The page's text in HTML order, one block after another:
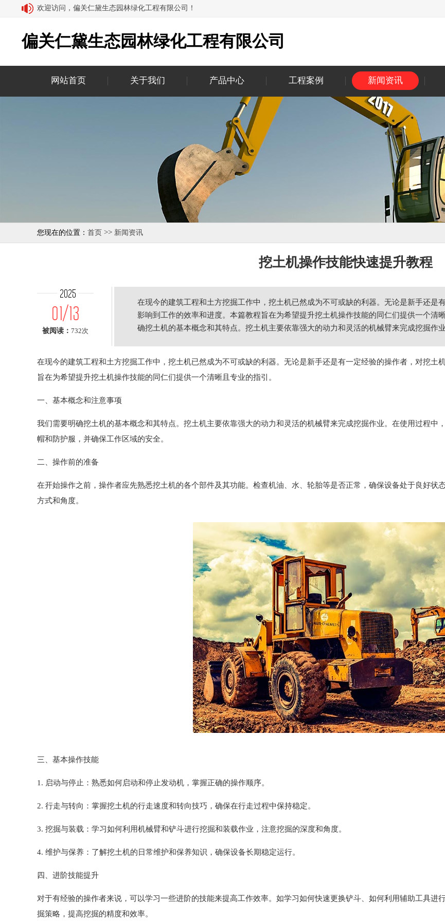
欢迎访问，偏关仁黛生态园林绿化工程有限公司！
偏关仁黛生态园林绿化工程有限公司
网站首页 关于我们 产品中心 工程案例 新闻资讯
您现在的位置： 首页 >> 新闻资讯
挖土机操作技能快速提升教程
2025
01/13
被阅读： 732次
在现今的建筑工程和土方挖掘工作中，挖土机已然成为不可或缺的利器。无论是新手还是
影响到工作的效率和进度。本篇教程旨在为希望提升挖土机操作技能的同仁们提供一个清
确挖土机的基本概念和其特点。挖土机主要依靠强大的动力和灵活的机械臂来完成挖掘作
在现今的建筑工程和土方挖掘工作中，挖土机已然成为不可或缺的利器。无论是新手还是有一定经验的操作者，对挖土
旨在为希望提升挖土机操作技能的同仁们提供一个清晰且专业的指引。
一、基本概念和注意事项
我们需要明确挖土机的基本概念和其特点。挖土机主要依靠强大的动力和灵活的机械臂来完成挖掘作业。在使用过程中
帽和防护服，并确保工作区域的安全。
二、操作前的准备
在开始操作之前，操作者应先熟悉挖土机的各个部件及其功能。检查机油、水、轮胎等是否正常，确保设备处于良好状
方式和角度。
三、基本操作技能
1. 启动与停止：熟悉如何启动和停止发动机，掌握正确的操作顺序。
2. 行走与转向：掌握挖土机的行走速度和转向技巧，确保在行走过程中保持稳定。
3. 挖掘与装载：学习如何利用机械臂和铲斗进行挖掘和装载作业，注意挖掘的深度和角度。
4. 维护与保养：了解挖土机的日常维护和保养知识，确保设备长期稳定运行。
四、进阶技能提升
对于有经验的操作者来说，可以学习一些进阶的技能来提高工作效率。如学习如何快速更换铲斗、如何利用辅助工具
掘策略，提高挖掘的精度和效率。